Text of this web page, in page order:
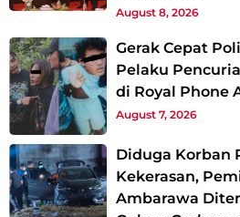
August 8, 2026
Gerak Cepat
Pelaku
di Royal Phone
August 7, 2026
Diduga Korban
Kekerasan,
Ambarawa